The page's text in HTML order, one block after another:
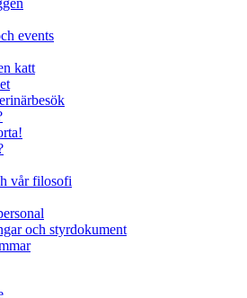
events
katt
vår filosofi
och styrdokument